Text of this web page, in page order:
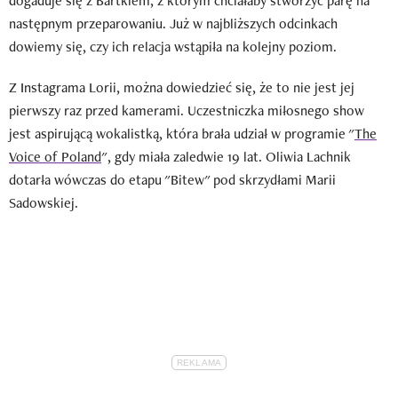
następnym przeparowaniu. Już w najbliższych odcinkach
dowiemy się, czy ich relacja wstąpiła na kolejny poziom.
Z Instagrama Lorii, można dowiedzieć się, że to nie jest jej
pierwszy raz przed kamerami. Uczestniczka miłosnego show
jest aspirującą wokalistką, która brała udział w programie "The
Voice of Poland", gdy miała zaledwie 19 lat. Oliwia Lachnik
dotarła wówczas do etapu "Bitew" pod skrzydłami Marii
Sadowskiej.